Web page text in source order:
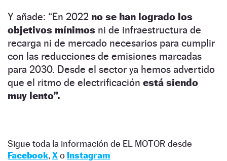
Y añade: “En 2022 no se han logrado los
objetivos mínimos ni de infraestructura de
recarga ni de mercado necesarios para cumplir
con las reducciones de emisiones marcadas
para 2030. Desde el sector ya hemos advertido
que el ritmo de electrificación está siendo
muy lento”.
Sigue toda la información de EL MOTOR desde
Facebook, Xo Instagram